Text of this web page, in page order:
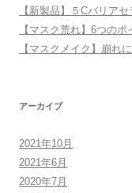
【新製品】５Cバリア
【マスク荒れ】6つのポ
【マスクメイク】崩れ
アーカイブ
2021年10月
2021年6月
2020年7月